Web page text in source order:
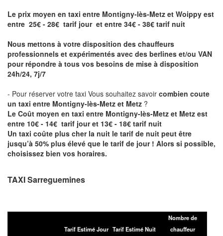
Le prix moyen en taxi entre Montigny-lès-Metz et Woippy est
entre 25€ - 28€ tarif jour et entre 34€ - 38€ tarif nuit
Nous mettons à votre disposition des chauffeurs
professionnels et expérimentés avec des berlines et/ou VAN
pour répondre à tous vos besoins de mise à disposition
24h/24, 7j/7
- Pour réserver votre taxi Vous souhaitez savoir combien coute
un taxi entre Montigny-lès-Metz et Metz ?
Le Coût moyen en taxi entre Montigny-lès-Metz et Metz est
entre 10€ - 14€ tarif jour et 13€ - 18€ tarif nuit
Un taxi coûte plus cher la nuit le tarif de nuit peut être
jusqu’à 50% plus élevé que le tarif de jour ! Alors si possible,
choisissez bien vos horaires.
TAXI Sarreguemines
Tarif Estimé Jour Tarif Estimé Nuit
Nombre de
chauffeur